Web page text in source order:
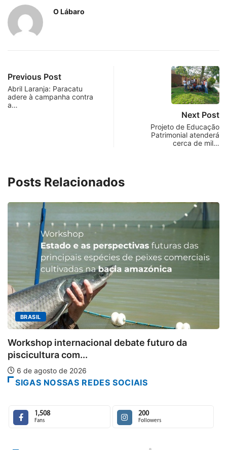
O Lábaro
Previous Post
Abril Laranja: Paracatu
adere à campanha contra
a…
Next Post
Projeto de Educação
Patrimonial atenderá
cerca de mil…
Posts Relacionados
BRASIL
internacional debate futuro da
com...
agosto de 2026
SIGAS NOSSAS REDES SOCIAIS
1,508
Fans
200
Followers